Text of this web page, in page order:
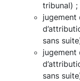
tribunal) ;
jugement
sans
jugement
sans